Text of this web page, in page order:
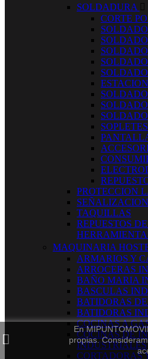
En
propias.
SOLDADURA 
CORTE
SOPLETES
PROTECCION
SEÑALIZACION
TAQUILLAS
REPUESTOS
MAQUINARIA
ARMARIOS Y
ARROCERAS
BAÑO MARIA
BASCULAS
BATIDORAS
BATIDORAS
COCINAS A
COCINAS DE
INDUSTRIALES
CORTADORAS